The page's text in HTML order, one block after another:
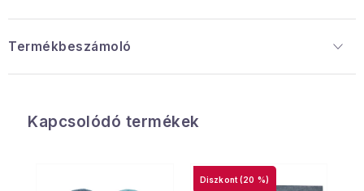
Termékbeszámoló
Kapcsolódó termékek
(20 %)